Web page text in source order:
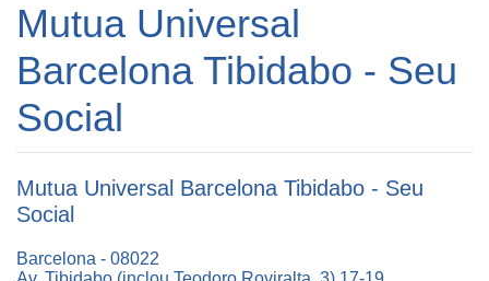
Mutua Universal
Barcelona Tibidabo - Seu
Social
Mutua Universal Barcelona Tibidabo - Seu
Social
Barcelona - 08022